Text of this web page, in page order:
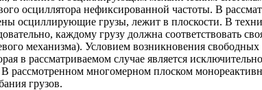
осциллятора нефиксированной частоты. В
осциллирующие грузы, лежит в плоскости. В
каждому грузу должна соответствовать
механизма). Условием возникновения свободных
в рассматриваемом случае является
рассмотренном многомерном плоском
грузов.